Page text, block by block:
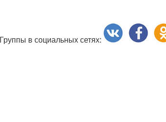
Группы в социальных сетях: